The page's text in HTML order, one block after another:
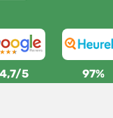
4,7/5 97%